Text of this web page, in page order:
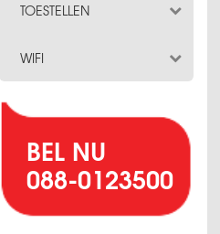
TOESTELLEN
WIFI
BEL NU
088-0123500